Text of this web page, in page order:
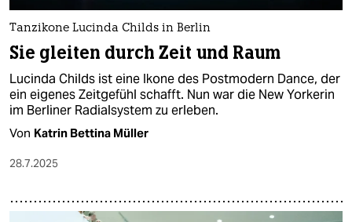
Tanzikone Lucinda Childs in Berlin
Sie gleiten durch Zeit und Raum
Lucinda Childs ist eine Ikone des Postmodern Dance, der
ein eigenes Zeitgefühl schafft. Nun war die New Yorkerin
im Berliner Radialsystem zu erleben.
Von Katrin Bettina Müller
28.7.2025